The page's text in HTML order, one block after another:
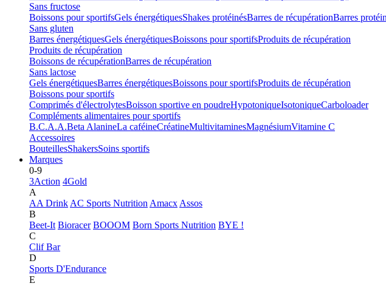
Sans fructose
Boissons pour sportifsGels énergétiquesShakes protéinésBarres de récupérationBarres
Sans gluten
Barres énergétiquesGels énergétiquesBoissons pour sportifsProduits de récupération
Produits de récupération
Boissons de récupérationBarres de récupération
Sans lactose
Gels énergétiquesBarres énergétiquesBoissons pour sportifsProduits de récupération
Boissons pour sportifs
Comprimés d'électrolytesBoisson sportive en poudreHypotoniqueIsotoniqueCarboloader
Compléments alimentaires pour sportifs
B.C.A.A.Beta AlanineLa caféineCréatineMultivitaminesMagnésiumVitamine C
Accessoires
BouteillesShakersSoins sportifs
Marques
0-9
3Action 4Gold
A
AA Drink AC Sports Nutrition Amacx Assos
B
Beet-It Bioracer BOOOM Born Sports Nutrition BYE !
C
Clif Bar
D
Sports D'Endurance
E